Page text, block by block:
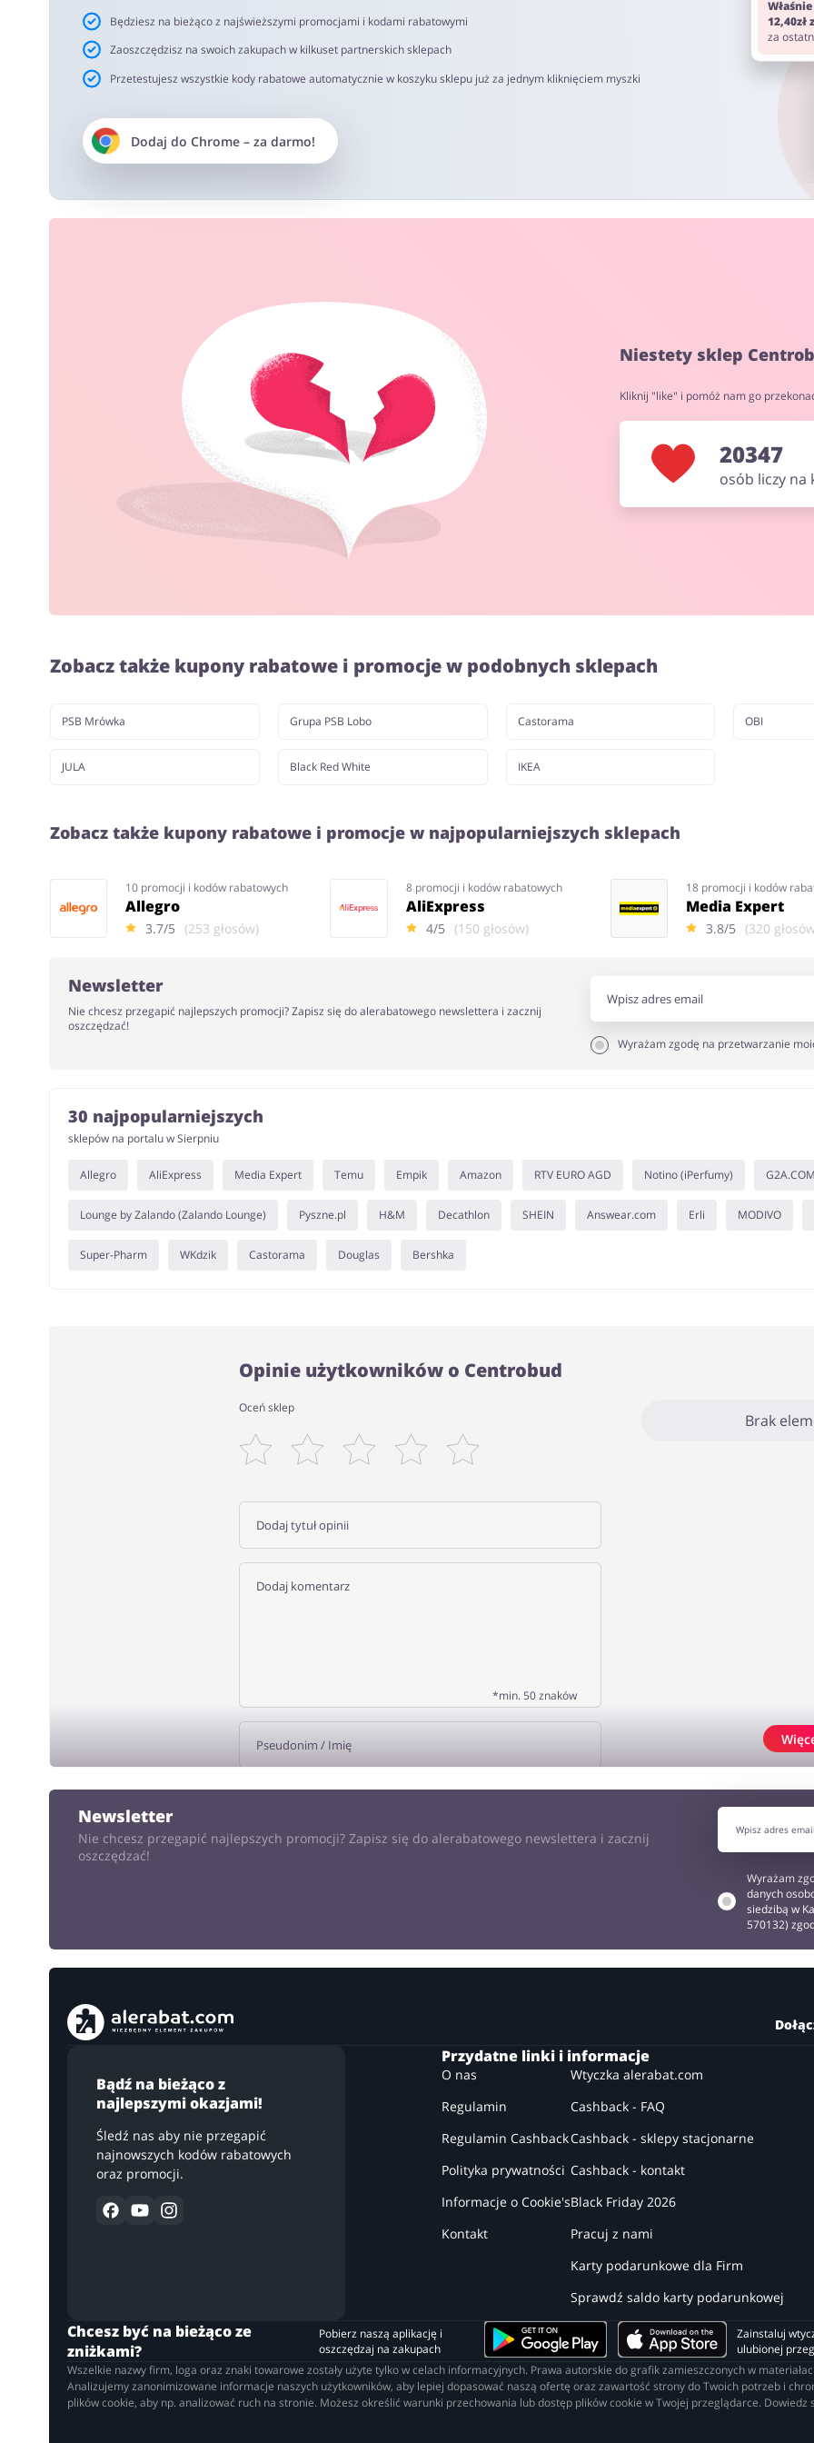
Będziesz na bieżąco z najświeższymi promocjami i kodami rabatowymi
Zaoszczędzisz na swoich zakupach w kilkuset partnerskich sklepach
Przetestujesz wszystkie kody rabatowe automatycznie w koszyku sklepu już za jednym kliknięciem myszki
Dodaj do Chrome– za darmo!
za
Niestety sklep
Kliknij "like" i pomóż nam go
20347
osób liczy na
Zobacz także kupony rabatowe i promocje w podobnych sklepach
PSB Mrówka Grupa PSB Lobo Castorama OBI
JULA Black Red White IKEA
Zobacz także kupony rabatowe i promocje w najpopularniejszych sklepach
10 promocji i kodów rabatowych
Allegro
3.7/5 (253 głosów)
8 promocji i kodów rabatowych
AliExpress
4/5 (150 głosów)
18 promocji i kodów
Media Expert
3.8/5 (320
Newsletter
Nie chcesz przegapić najlepszych promocji? Zapisz się do alerabatowego newslettera i zacznij
oszczędzać!
Wyrażam zgodę na przetwarzanie
30 najpopularniejszych
sklepów na portalu w Sierpniu
Allegro AliExpress Media Expert Temu Empik Amazon RTV EURO AGD Notino (iPerfumy) G2A.COM
Lounge by Zalando (Zalando Lounge) Pyszne.pl H&M Decathlon SHEIN Answear.com Erli MODIVO
Super-Pharm WKdzik Castorama Douglas Bershka
Opinie użytkowników o Centrobud
Oceń sklep
*min. 50 znaków
Brak
Newsletter
Nie chcesz przegapić najlepszych promocji? Zapisz się do alerabatowego newslettera i zacznij
oszczędzać!
Wyrażam
danych
siedzibą w
570132)
Bądź na bieżąco z
najlepszymi okazjami!
Śledź nas aby nie przegapić
najnowszych kodów rabatowych
oraz promocji.
Przydatne linki i informacje
O nas
Regulamin
Regulamin Cashback
Polityka prywatności
Informacje o Cookie's
Kontakt
Wtyczka alerabat.com
Cashback - FAQ
Cashback - sklepy stacjonarne
Cashback - kontakt
Black Friday 2026
Pracuj z nami
Karty podarunkowe dla Firm
Sprawdź saldo karty podarunkowej
Chcesz być na bieżąco ze
zniżkami?
Pobierz naszą aplikację i
oszczędzaj na zakupach
Zainstaluj
ulubionej
Wszelkie nazwy firm, loga oraz znaki towarowe zostały użyte tylko w celach informacyjnych. Prawa autorskie do grafik zamieszczonych w
Analizujemy zanonimizowane informacje naszych użytkowników, aby lepiej dopasować naszą ofertę oraz zawartość strony do Twoich potrzeb i
plików cookie, aby np. analizować ruch na stronie. Możesz określić warunki przechowania lub dostęp plików cookie w Twojej przeglądarce. Dowiedz